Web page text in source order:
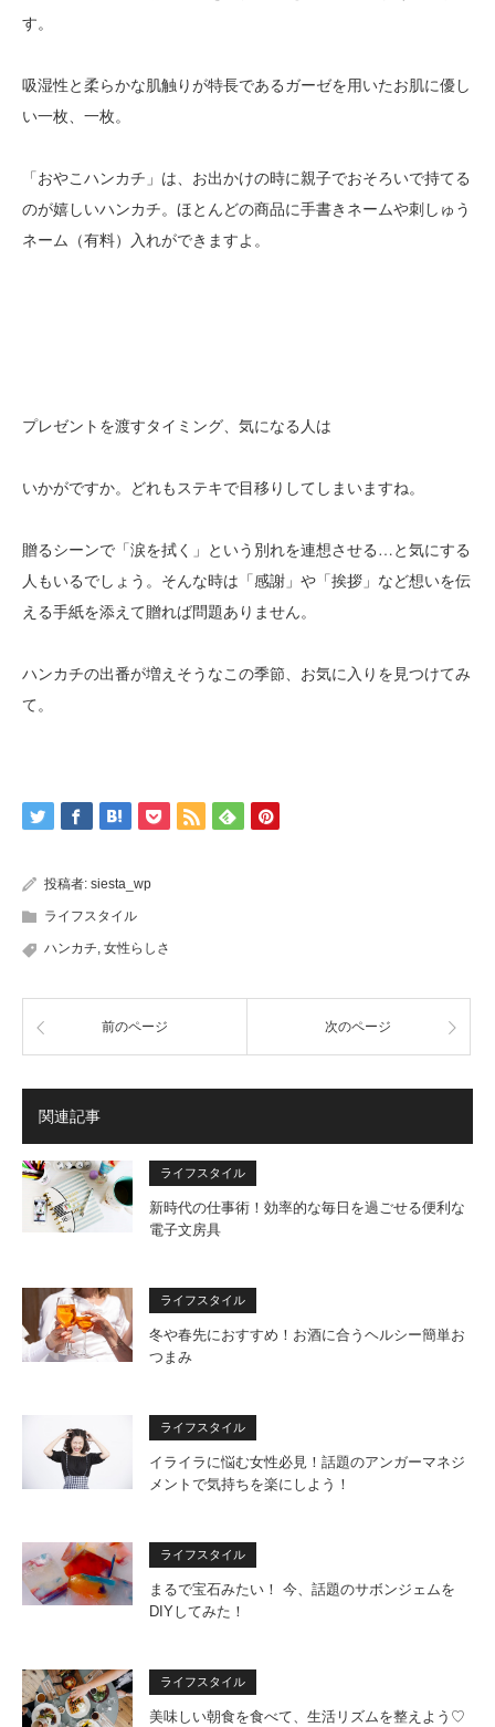
す。
吸湿性と柔らかな肌触りが特長であるガーゼを用いたお肌に優し
い一枚、一枚。
「おやこハンカチ」は、お出かけの時に親子でおそろいで持てる
のが嬉しいハンカチ。ほとんどの商品に手書きネームや刺しゅう
ネーム（有料）入れができますよ。
プレゼントを渡すタイミング、気になる人は
いかがですか。どれもステキで目移りしてしまいますね。
贈るシーンで「涙を拭く」という別れを連想させる…と気にする
人もいるでしょう。そんな時は「感謝」や「挨拶」など想いを伝
える手紙を添えて贈れば問題ありません。
ハンカチの出番が増えそうなこの季節、お気に入りを見つけてみ
て。
投稿者: siesta_wp
ライフスタイル
ハンカチ, 女性らしさ
前のページ 次のページ
関連記事
ライフスタイル
新時代の仕事術！効率的な毎日を過ごせる便利な
電子文房具
ライフスタイル
冬や春先におすすめ！お酒に合うヘルシー簡単お
つまみ
ライフスタイル
イライラに悩む女性必見！話題のアンガーマネジ
メントで気持ちを楽にしよう！
ライフスタイル
まるで宝石みたい！ 今、話題のサボンジェムを
DIYしてみた！
ライフスタイル
美味しい朝食を食べて、生活リズムを整えよう♡